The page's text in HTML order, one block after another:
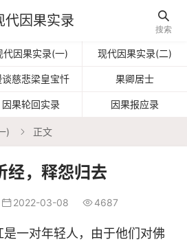
代因果实录 
搜索
代因果实录(一) 现代因果实录(二)
谈慈悲梁皇宝忏 果卿居士
因果轮回实录 因果报应录
)  正文
经，释怨归去
 2022-03-08  4687
一对年轻人，由于他们对佛